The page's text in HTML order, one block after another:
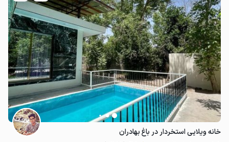
خانه ویلایی استخردار در باغ بهادران